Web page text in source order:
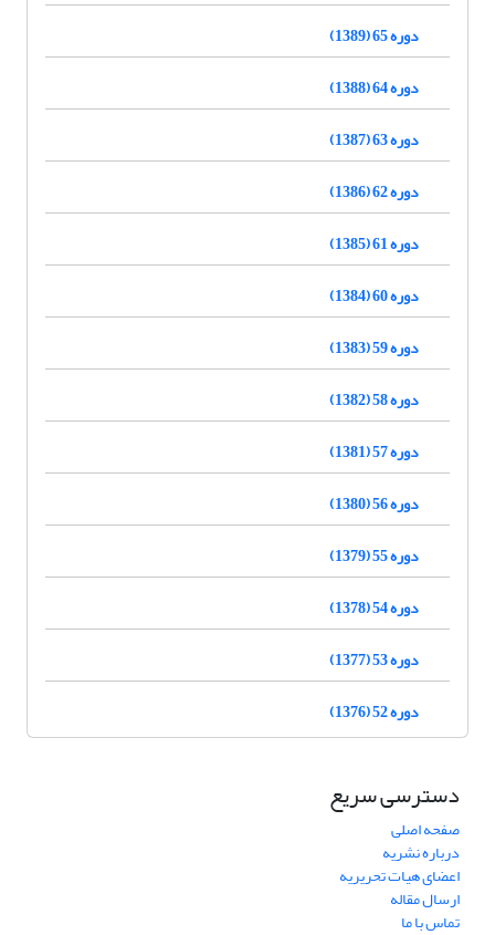
دوره 65 (1389)
دوره 64 (1388)
دوره 63 (1387)
دوره 62 (1386)
دوره 61 (1385)
دوره 60 (1384)
دوره 59 (1383)
دوره 58 (1382)
دوره 57 (1381)
دوره 56 (1380)
دوره 55 (1379)
دوره 54 (1378)
دوره 53 (1377)
دوره 52 (1376)
دسترسی سریع
صفحه اصلی
درباره نشریه
اعضای هیات تحریریه
ارسال مقاله
تماس با ما